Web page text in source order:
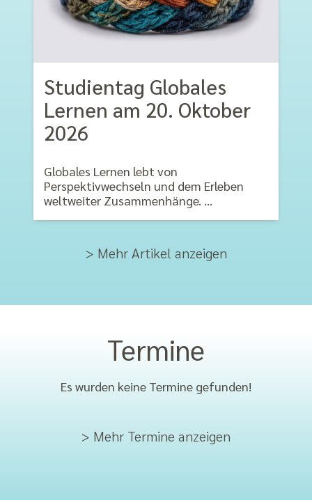
Studientag Globales
Lernen am 20. Oktober
2026
Globales Lernen lebt von
Perspektivwechseln und dem Erleben
weltweiter Zusammenhänge. …
> Mehr Artikel anzeigen
Termine
Es wurden keine Termine gefunden!
> Mehr Termine anzeigen